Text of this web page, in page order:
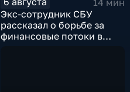
Экс-сотрудник СБУ
рассказал о борьбе за
финансовые потоки в